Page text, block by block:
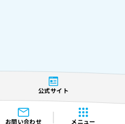
お問い合わせ メニュー
公式サイト